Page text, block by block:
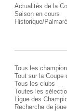
Actualités de la
Saison en cours
Historique/
Tous les
Tout sur la Coupe
Tous les clubs
Toutes les
Ligue des
Recherche de